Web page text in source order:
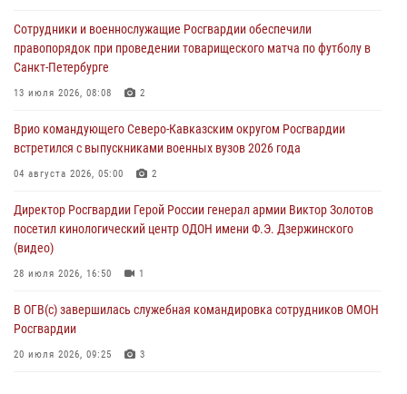
медицины с учетом опыта СВО
08 августа 2026, 09:00 2
В Кабардино-Балкарии сотрудники Росгвардии провели турнир по
08 августа 2026, 07:00
Военнослужащие Софринской бригады Росгвардии встретились с
дорогой к Победе в СВО» (видео)
2 1
Сотрудники и военнослужащие Росгвардии обеспечили
правопорядок при проведении товарищеского матча по футболу в
Санкт-Петербурге
13 июля 2026, 08:08 2
Врио командующего Северо-Кавказским округом Росгвардии
встретился с выпускниками военных вузов 2026 года
04 августа 2026, 05:00 2
Директор Росгвардии Герой России генерал армии Виктор Золотов
посетил кинологический центр ОДОН имени Ф.Э. Дзержинского
(видео)
28 июля 2026, 16:50 1
В ОГВ(с) завершилась служебная командировка сотрудников ОМОН
Росгвардии
20 июля 2026, 09:25 3